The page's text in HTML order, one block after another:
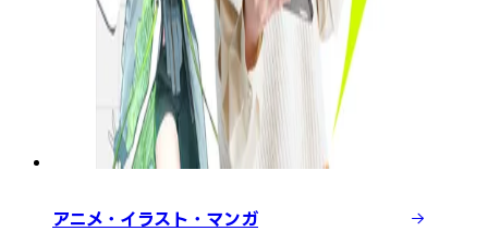
アニメ・イラスト・マンガ